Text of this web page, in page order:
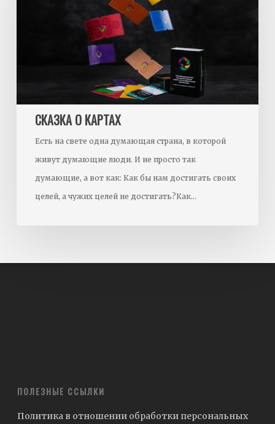
СКАЗКА О КАРТАХ
Есть на свете одна думающая страна, в которой
живут думающие люди. И не просто так
думающие, а вот как: Как бы нам достигать своих
целей, а чужих целей не достигать?Как…
ПОЛЕЗНЫЕ ССЫЛКИ
Политика в отношении обработки персональных